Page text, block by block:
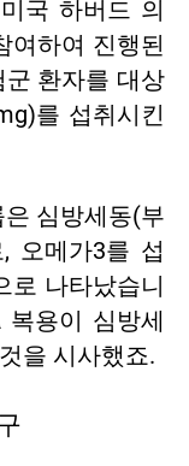
국 하버드 의
여하여 진행된
환자를 대상
를 섭취시킨
심방세동(부
오메가3를 섭
로 나타났습니
용이 심방세
을 시사했죠.